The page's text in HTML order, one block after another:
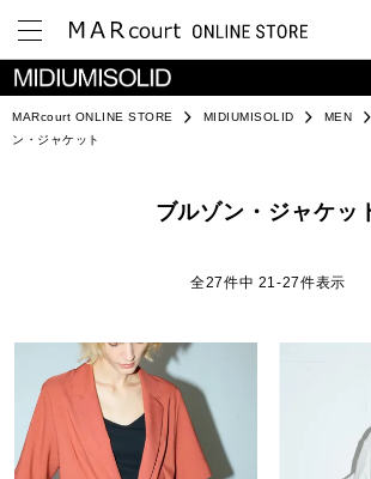
MARcourt ONLINE STORE MIDIUMISOLID MEN
ン・ジャケット
ブルゾン・ジャケッ
27件中 21-27件表示